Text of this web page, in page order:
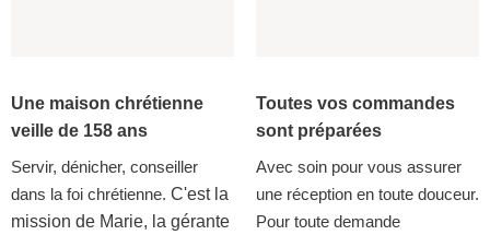
Une maison chrétienne
veille de 158 ans
Servir, dénicher, conseiller
dans la foi chrétienne. C'est la
mission de Marie, la gérante
Toutes vos commandes
sont préparées
Avec soin pour vous assurer
une réception en toute douceur.
Pour toute demande